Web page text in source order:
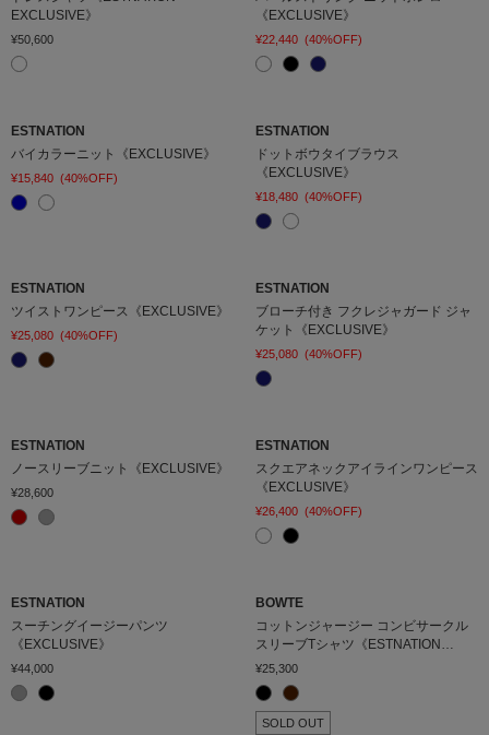
EXCLUSIVE》
¥50,600
《EXCLUSIVE》
¥22,440 (40%OFF)
ESTNATION
バイカラーニット《EXCLUSIVE》
¥15,840 (40%OFF)
ESTNATION
ドットボウタイブラウス
《EXCLUSIVE》
¥18,480 (40%OFF)
ESTNATION
ツイストワンピース《EXCLUSIVE》
¥25,080 (40%OFF)
ESTNATION
ブローチ付き フクレジャガード ジャ
ケット《EXCLUSIVE》
¥25,080 (40%OFF)
ESTNATION
ノースリーブニット《EXCLUSIVE》
¥28,600
ESTNATION
スクエアネックアイラインワンピース
《EXCLUSIVE》
¥26,400 (40%OFF)
ESTNATION
スーチングイージーパンツ
《EXCLUSIVE》
¥44,000
BOWTE
コットンジャージー コンビサークル
スリーブTシャツ《ESTNATION
EXCLUSIVE》
¥25,300
SOLD OUT